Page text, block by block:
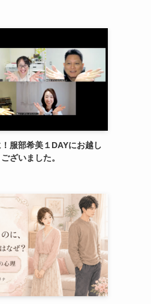
服部希美１DAYにお越し
ざいました。